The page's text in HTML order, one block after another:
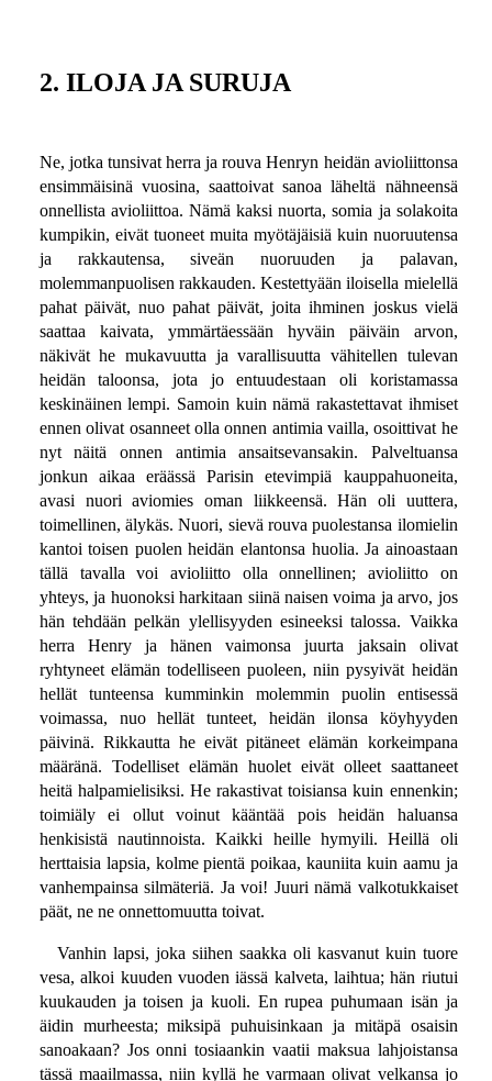
2. ILOJA JA SURUJA
Ne, jotka tunsivat herra ja rouva Henryn heidän avioliittonsa
ensimmäisinä vuosina, saattoivat sanoa läheltä nähneensä
onnellista avioliittoa. Nämä kaksi nuorta, somia ja solakoita
kumpikin, eivät tuoneet muita myötäjäisiä kuin nuoruutensa
ja rakkautensa, siveän nuoruuden ja palavan,
molemmanpuolisen rakkauden. Kestettyään iloisella mielellä
pahat päivät, nuo pahat päivät, joita ihminen joskus vielä
saattaa kaivata, ymmärtäessään hyväin päiväin arvon,
näkivät he mukavuutta ja varallisuutta vähitellen tulevan
heidän taloonsa, jota jo entuudestaan oli koristamassa
keskinäinen lempi. Samoin kuin nämä rakastettavat ihmiset
ennen olivat osanneet olla onnen antimia vailla, osoittivat he
nyt näitä onnen antimia ansaitsevansakin. Palveltuansa
jonkun aikaa eräässä Parisin etevimpiä kauppahuoneita,
avasi nuori aviomies oman liikkeensä. Hän oli uuttera,
toimellinen, älykäs. Nuori, sievä rouva puolestansa ilomielin
kantoi toisen puolen heidän elantonsa huolia. Ja ainoastaan
tällä tavalla voi avioliitto olla onnellinen; avioliitto on
yhteys, ja huonoksi harkitaan siinä naisen voima ja arvo, jos
hän tehdään pelkän ylellisyyden esineeksi talossa. Vaikka
herra Henry ja hänen vaimonsa juurta jaksain olivat
ryhtyneet elämän todelliseen puoleen, niin pysyivät heidän
hellät tunteensa kumminkin molemmin puolin entisessä
voimassa, nuo hellät tunteet, heidän ilonsa köyhyyden
päivinä. Rikkautta he eivät pitäneet elämän korkeimpana
määränä. Todelliset elämän huolet eivät olleet saattaneet
heitä halpamielisiksi. He rakastivat toisiansa kuin ennenkin;
toimiäly ei ollut voinut kääntää pois heidän haluansa
henkisistä nautinnoista. Kaikki heille hymyili. Heillä oli
herttaisia lapsia, kolme pientä poikaa, kauniita kuin aamu ja
vanhempainsa silmäteriä. Ja voi! Juuri nämä valkotukkaiset
päät, ne ne onnettomuutta toivat.
Vanhin lapsi, joka siihen saakka oli kasvanut kuin tuore
vesa, alkoi kuuden vuoden iässä kalveta, laihtua; hän riutui
kuukauden ja toisen ja kuoli. En rupea puhumaan isän ja
äidin murheesta; miksipä puhuisinkaan ja mitäpä osaisin
sanoakaan? Jos onni tosiaankin vaatii maksua lahjoistansa
tässä maailmassa, niin kyllä he varmaan olivat velkansa jo